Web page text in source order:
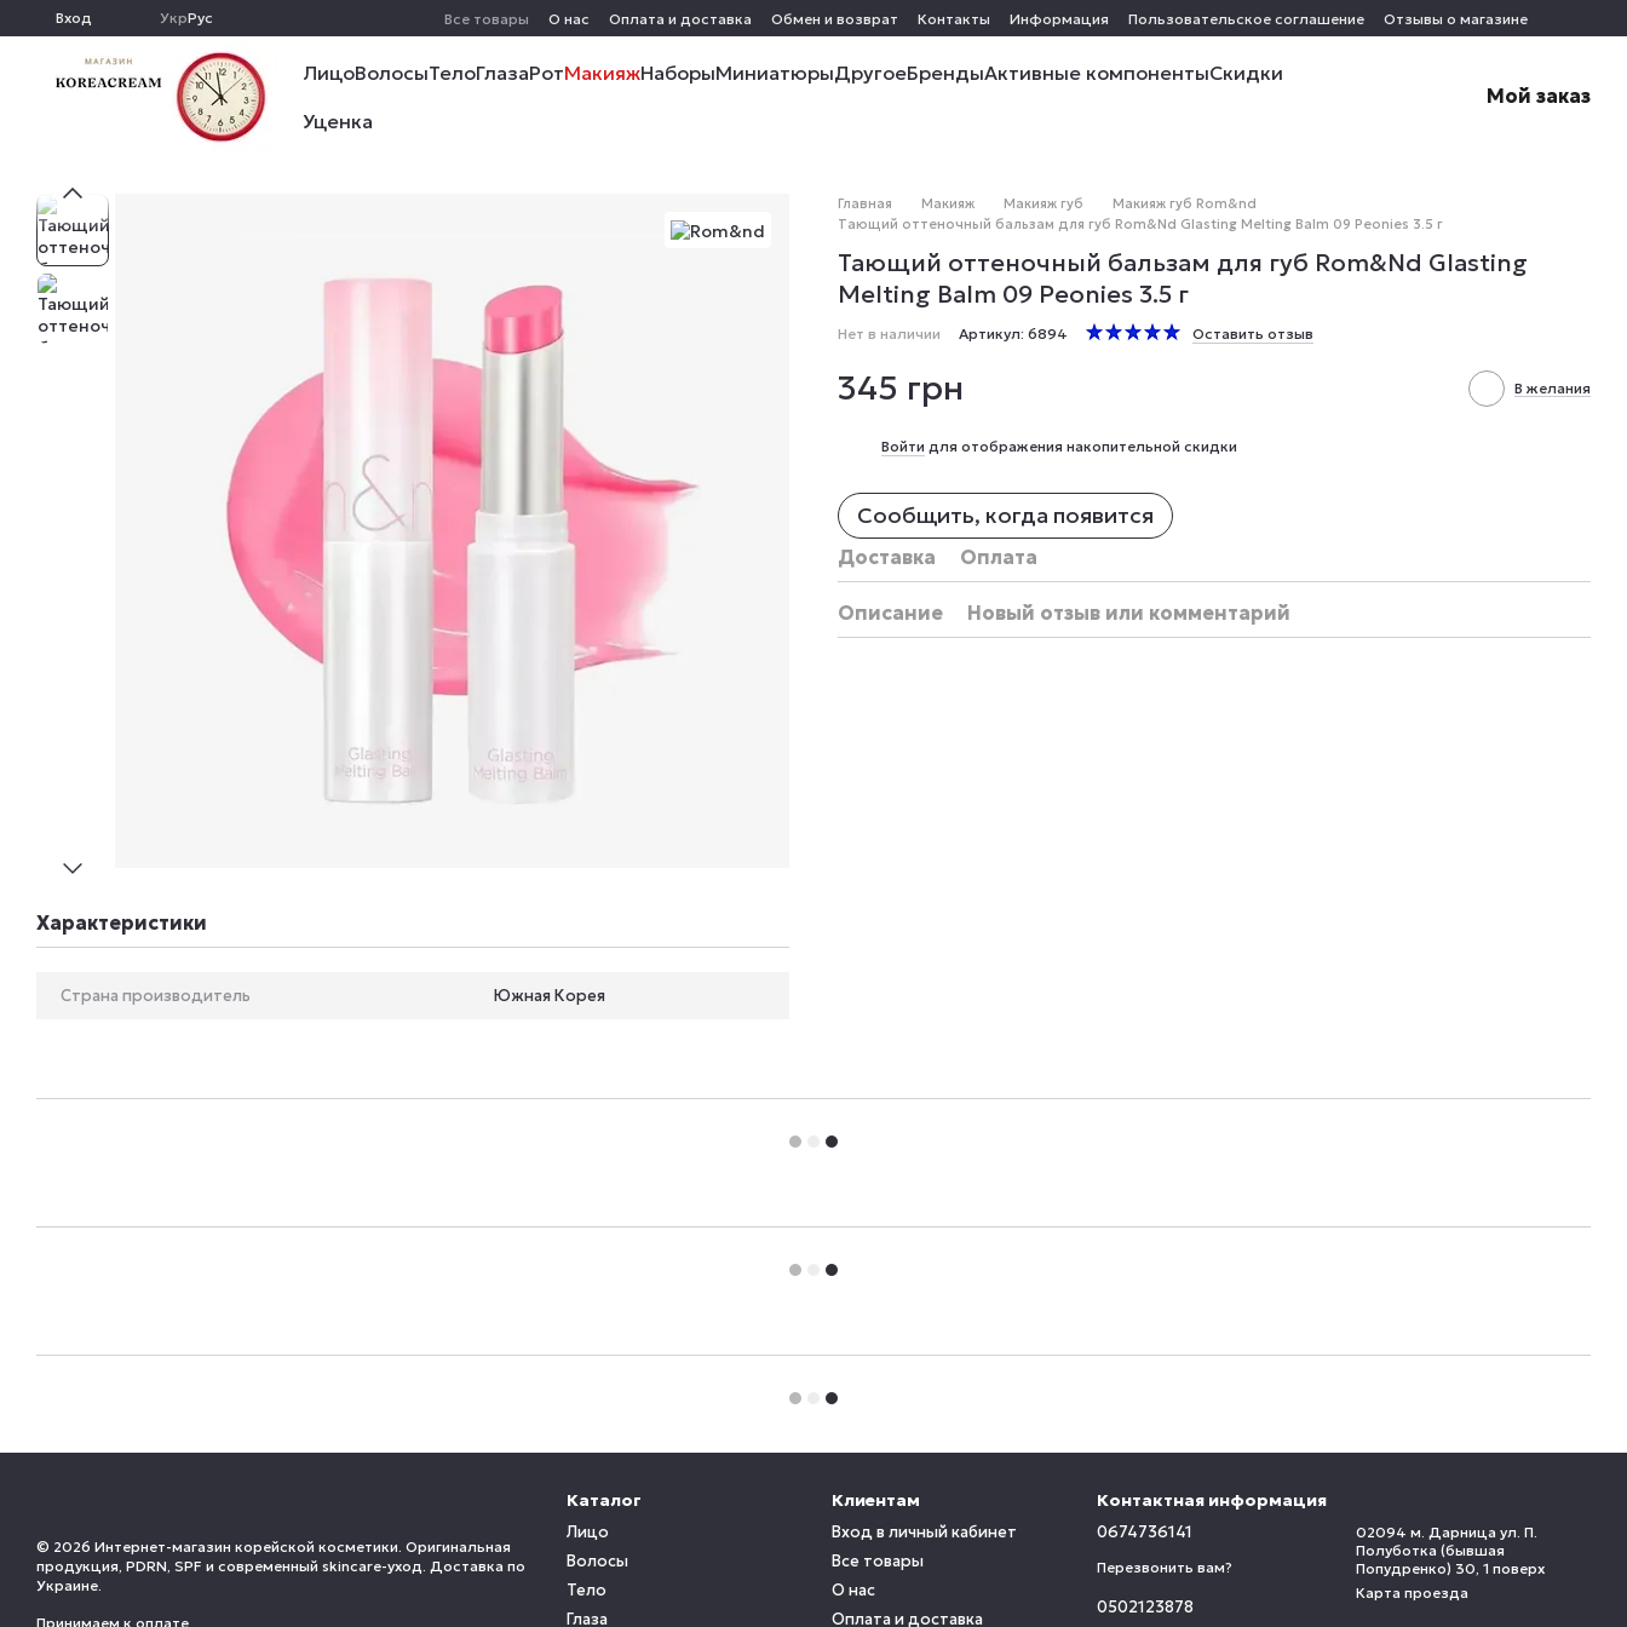
Перейти к основному контенту
Вход УкрРус Все товары О нас Оплата и доставка Обмен и возврат Контакты Информация Пользовательское соглашение Отзывы о магазине
ЛицоВолосыТелоГлазаРотМакияжНаборыМиниатюрыДругоеБрендыАктивные компонентыСкидки
Уценка
Мой заказ
Характеристики
Страна производитель Южная Корея
Главная Макияж Макияж губ
Макияж губ Rom&nd
Тающий оттеночный бальзам для губ Rom&Nd Glasting Melting Balm 09 Peonies 3.5 г
Тающий оттеночный бальзам для губ Rom&Nd Glasting
Melting Balm 09 Peonies 3.5 г
Нет в наличии Артикул: 6894 Оставить отзыв
345 грн В желания
Войти для отображения накопительной скидки
Сообщить, когда появится
Доставка Оплата
Описание Новый отзыв или комментарий
© 2026 Интернет-магазин корейской косметики. Оригинальная
продукция, PDRN, SPF и современный skincare-уход. Доставка по
Украине.
Принимаем к оплате
Каталог
Лицо
Волосы
Тело
Глаза
Клиентам
Вход в личный кабинет
Все товары
О нас
Оплата и доставка
Контактная информация
0674736141
Перезвонить вам?
0502123878
02094 м. Дарница ул. П.
Полуботка (бывшая
Попудренко) 30, 1 поверх
Карта проезда